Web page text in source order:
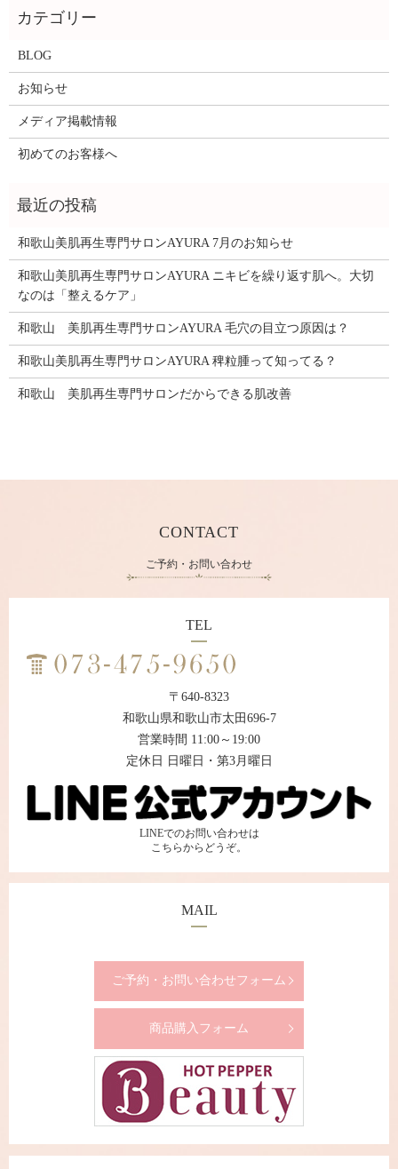
BLOG
お知らせ
メディア掲載情報
初めてのお客様へ
和歌山美肌再生専門サロンAYURA 7月のお知らせ
和歌山美肌再生専門サロンAYURA ニキビを繰り返す肌へ。大切
なのは「整えるケア」
和歌山 美肌再生専門サロンAYURA 毛穴の目立つ原因は？
和歌山美肌再生専門サロンAYURA 稗粒腫って知ってる？
和歌山 美肌再生専門サロンだからできる肌改善
CONTACT
ご予約・お問い合わせ
TEL
〒640-8323
和歌山県和歌山市太田696-7
営業時間 11:00～19:00
定休日 日曜日・第3月曜日
LINEでのお問い合わせは
こちらからどうぞ。
MAIL
ご予約・お問い合わせフォーム
商品購入フォーム